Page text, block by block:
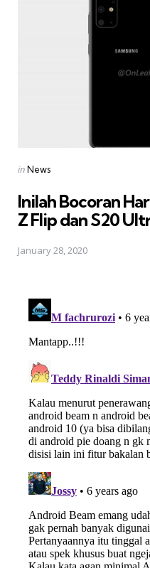
Posted
inNews
Inilah Bocoran
Z Flip dan S20
January 28, 2020